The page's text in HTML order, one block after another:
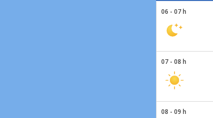
06 - 07 h
07 - 08 h
08 - 09 h